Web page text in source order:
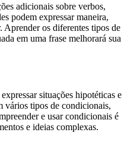
adicionais sobre verbos,
podem expressar maneira,
Aprender os diferentes tipos de
em uma frase melhorará sua
situações hipotéticas e
vários tipos de condicionais,
e usar condicionais é
e ideias complexas.